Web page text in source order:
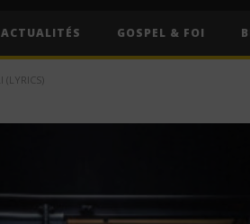
ACTUALITÉS GOSPEL & FOI
(LYRICS)